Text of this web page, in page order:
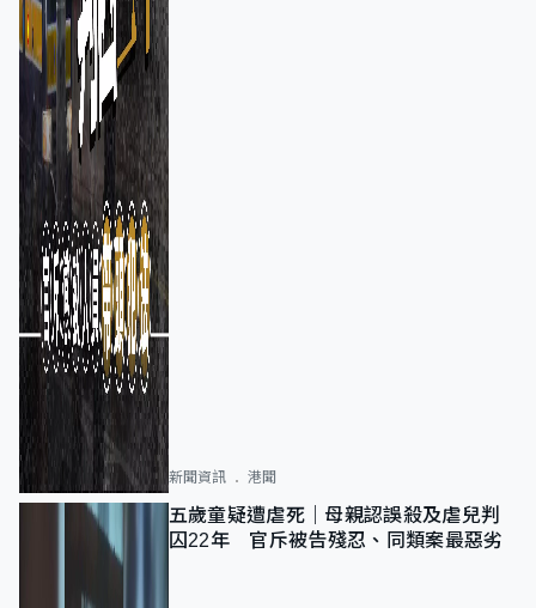
新聞資訊 港聞
五歲童疑遭虐死｜母親認誤殺及虐兒判
囚22年 官斥被告殘忍、同類案最惡劣